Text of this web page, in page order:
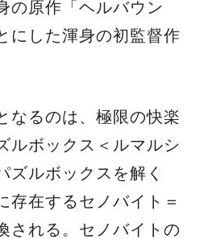
の原作「ヘルバウン
にした渾身の初監督作
なるのは、極限の快楽
ルボックス＜ルマルシ
ズルボックスを解く
存在するセノバイト＝
される。セノバイトの